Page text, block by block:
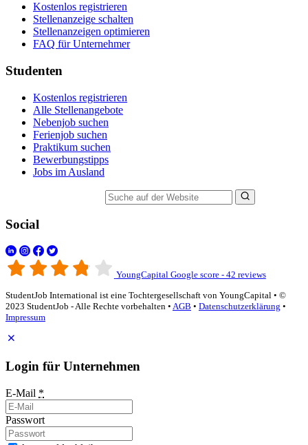
Kostenlos registrieren
Stellenanzeige schalten
Stellenanzeigen optimieren
FAQ für Unternehmer
Studenten
Kostenlos registrieren
Alle Stellenangebote
Nebenjob suchen
Ferienjob suchen
Praktikum suchen
Bewerbungstipps
Jobs im Ausland
Social
YoungCapital Google score - 42 reviews
StudentJob International ist eine Tochtergesellschaft von YoungCapital • ©
2023 StudentJob - Alle Rechte vorbehalten • AGB • Datenschutzerklärung •
Impressum
Login für Unternehmen
E-Mail *
Passwort